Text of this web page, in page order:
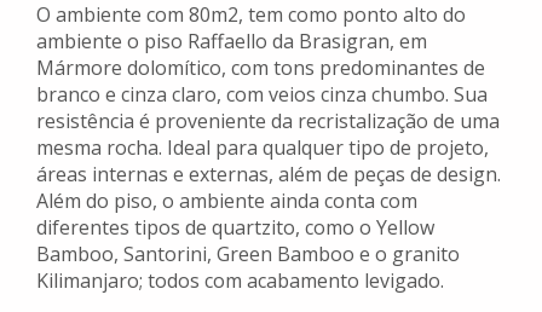
O ambiente com 80m2, tem como ponto alto do
ambiente o piso Raffaello da Brasigran, em
Mármore dolomítico, com tons predominantes de
branco e cinza claro, com veios cinza chumbo. Sua
resistência é proveniente da recristalização de uma
mesma rocha. Ideal para qualquer tipo de projeto,
áreas internas e externas, além de peças de design.
Além do piso, o ambiente ainda conta com
diferentes tipos de quartzito, como o Yellow
Bamboo, Santorini, Green Bamboo e o granito
Kilimanjaro; todos com acabamento levigado.